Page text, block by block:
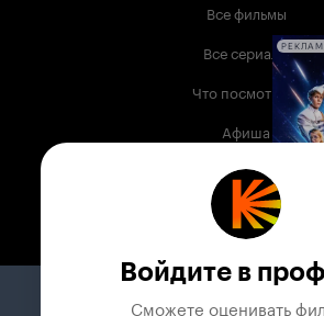
Все фильмы
Все сериалы
Что посмотреть
Афиша
Музыка
Телепрограмма
Служба поддержки
Войдите в
Сможете оценивать